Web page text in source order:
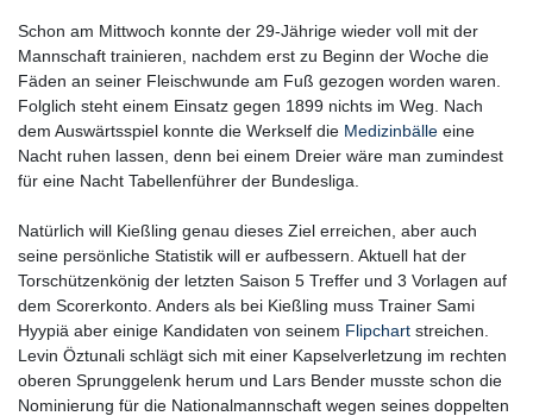
Schon am Mittwoch konnte der 29-Jährige wieder voll mit der
Mannschaft trainieren, nachdem erst zu Beginn der Woche die
Fäden an seiner Fleischwunde am Fuß gezogen worden waren.
Folglich steht einem Einsatz gegen 1899 nichts im Weg. Nach
dem Auswärtsspiel konnte die Werkself die Medizinbälle eine
Nacht ruhen lassen, denn bei einem Dreier wäre man zumindest
für eine Nacht Tabellenführer der Bundesliga.
Natürlich will Kießling genau dieses Ziel erreichen, aber auch
seine persönliche Statistik will er aufbessern. Aktuell hat der
Torschützenkönig der letzten Saison 5 Treffer und 3 Vorlagen auf
dem Scorerkonto. Anders als bei Kießling muss Trainer Sami
Hyypiä aber einige Kandidaten von seinem Flipchart streichen.
Levin Öztunali schlägt sich mit einer Kapselverletzung im rechten
oberen Sprunggelenk herum und Lars Bender musste schon die
Nominierung für die Nationalmannschaft wegen seines doppelten